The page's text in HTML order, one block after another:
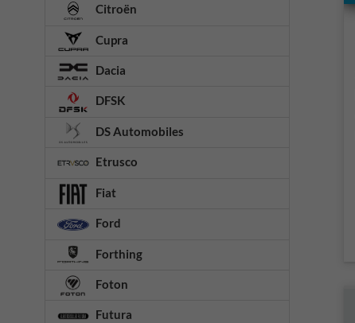
Citroën
Cupra
Dacia
DFSK
DS Automobiles
Etrusco
Fiat
Ford
Forthing
Foton
Futura